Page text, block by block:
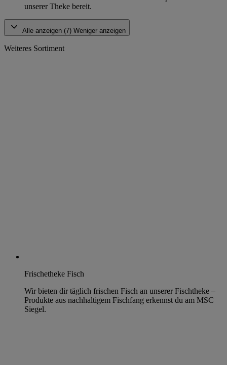
unserer Theke bereit.
Alle anzeigen (7) Weniger anzeigen
Weiteres Sortiment
Frischetheke Fisch
Wir bieten dir täglich frischen Fisch an unserer Fischtheke –
Produkte aus nachhaltigem Fischfang erkennst du am MSC
Siegel.